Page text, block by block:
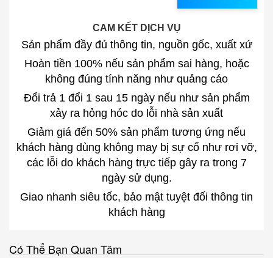
CAM KẾT DỊCH VỤ
Sản phẩm đầy đủ thông tin, nguồn gốc, xuất xứ
Hoàn tiền 100% nếu sản phẩm sai hàng, hoặc
không đúng tính năng như quảng cáo
Đổi trả 1 đổi 1 sau 15 ngày nếu như sản phẩm
xảy ra hỏng hóc do lỗi nhà sản xuất
Giảm giá đến 50% sản phẩm tương ứng nếu
khách hàng dùng không may bị sự cố như rơi vỡ,
các lỗi do khách hàng trực tiếp gây ra trong 7
ngày sử dụng.
Giao nhanh siêu tốc, bảo mật tuyệt đối thông tin
khách hàng
Có Thể Bạn Quan Tâm